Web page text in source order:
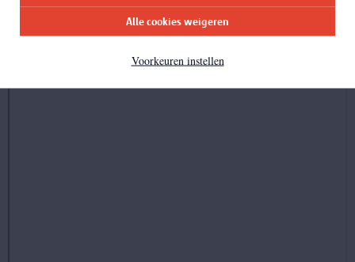
Alle cookies weigeren
Voorkeuren instellen